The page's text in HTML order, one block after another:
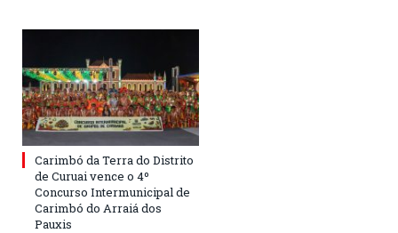
Carimbó da Terra do Distrito
de Curuai vence o 4º
Concurso Intermunicipal de
Carimbó do Arraiá dos
Pauxis